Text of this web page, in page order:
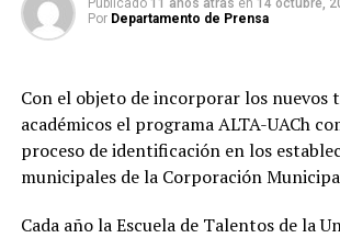
Publicado 11 años atrás en 14 octubre,
Por Departamento de Prensa
Con el objeto de incorporar los nuevos
académicos el programa ALTA-UACh
proceso de identificación en los
municipales de la Corporación
Cada año la Escuela de Talentos de la